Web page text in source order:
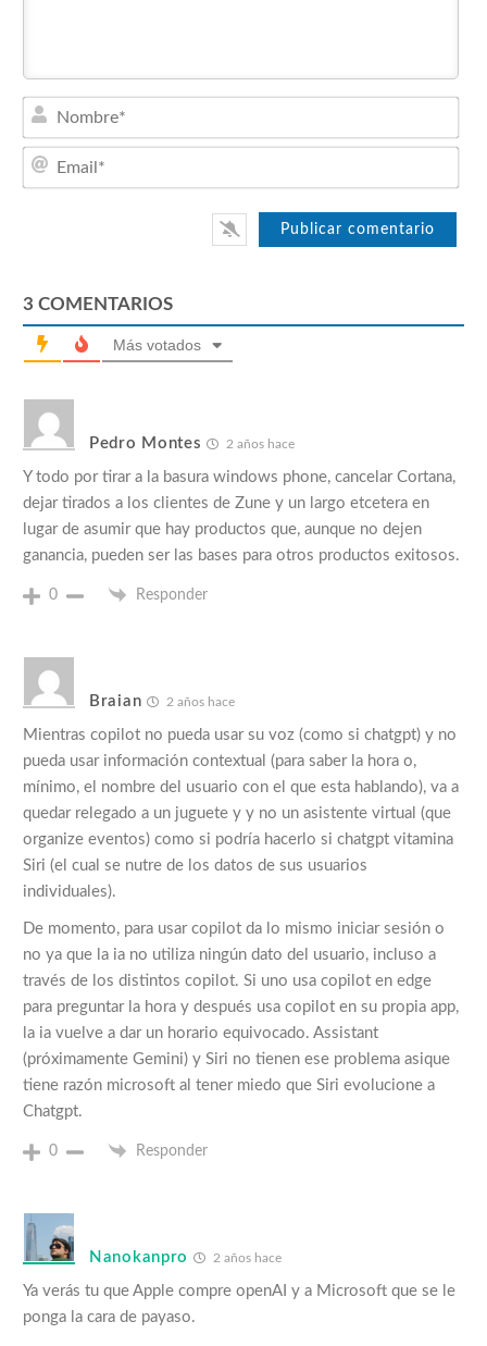
3 COMENTARIOS
Más votados
Pedro Montes 2 años hace
Y todo por tirar a la basura windows phone, cancelar Cortana,
dejar tirados a los clientes de Zune y un largo etcetera en
lugar de asumir que hay productos que, aunque no dejen
ganancia, pueden ser las bases para otros productos exitosos.
0 Responder
Braian 2 años hace
Mientras copilot no pueda usar su voz (como si chatgpt) y no
pueda usar información contextual (para saber la hora o,
mínimo, el nombre del usuario con el que esta hablando), va a
quedar relegado a un juguete y y no un asistente virtual (que
organize eventos) como si podría hacerlo si chatgpt vitamina
Siri (el cual se nutre de los datos de sus usuarios
individuales).
De momento, para usar copilot da lo mismo iniciar sesión o
no ya que la ia no utiliza ningún dato del usuario, incluso a
través de los distintos copilot. Si uno usa copilot en edge
para preguntar la hora y después usa copilot en su propia app,
la ia vuelve a dar un horario equivocado. Assistant
(próximamente Gemini) y Siri no tienen ese problema asique
tiene razón microsoft al tener miedo que Siri evolucione a
Chatgpt.
0 Responder
Nanokanpro 2 años hace
Ya verás tu que Apple compre openAI y a Microsoft que se le
ponga la cara de payaso.